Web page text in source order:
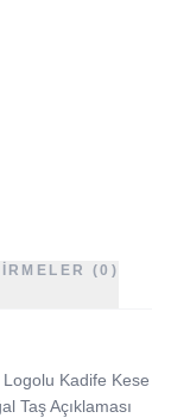
(0)
Kadife Kese
Taş Açıklaması